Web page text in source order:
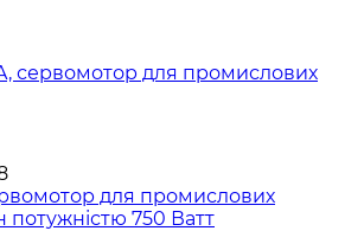
для промислових
750 Ватт